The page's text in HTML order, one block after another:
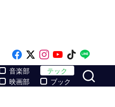
Like on Facebook
Follow on x
Follow on
Follow on
Follow
音楽部
映画部
テック
ブック